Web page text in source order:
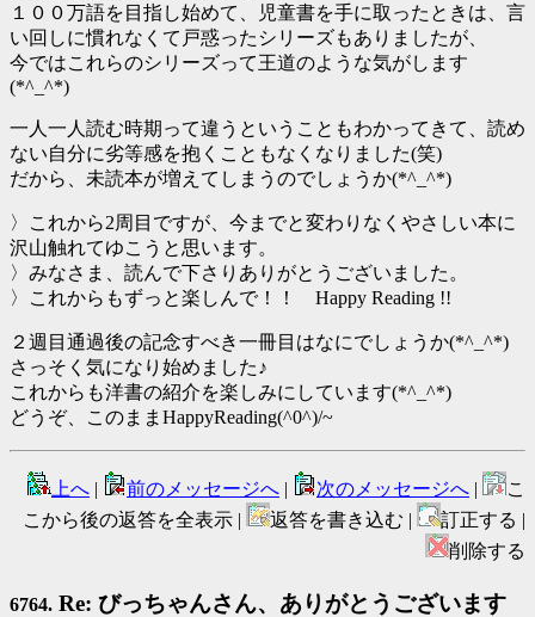
１００万語を目指し始めて、児童書を手に取ったときは、言
い回しに慣れなくて戸惑ったシリーズもありましたが、
今ではこれらのシリーズって王道のような気がします
(*^_^*)
一人一人読む時期って違うということもわかってきて、読め
ない自分に劣等感を抱くこともなくなりました(笑)
だから、未読本が増えてしまうのでしょうか(*^_^*)
〉これから2周目ですが、今までと変わりなくやさしい本に
沢山触れてゆこうと思います。
〉みなさま、読んで下さりありがとうございました。
〉これからもずっと楽しんで！！ Happy Reading !!
２週目通過後の記念すべき一冊目はなにでしょうか(*^_^*)
さっそく気になり始めました♪
これからも洋書の紹介を楽しみにしています(*^_^*)
どうぞ、このままHappyReading(^0^)/~
上へ | 前のメッセージへ | 次のメッセージへ |
こ
こから後の返答を全表示 |
返答を書き込む |
訂正する |
削除する
6764. Re: びっちゃんさん、ありがとうございます